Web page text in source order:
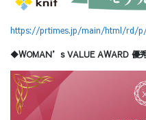
https://prtimes.jp/main/html/rd/p/
◆WOMAN’s VALUE AWARD 優